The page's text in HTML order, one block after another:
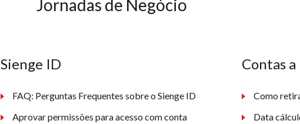
Jornadas de Negócio
Sienge ID
FAQ: Perguntas Frequentes sobre o Sienge ID
Aprovar permissões para acesso com conta
Contas
Como
Data